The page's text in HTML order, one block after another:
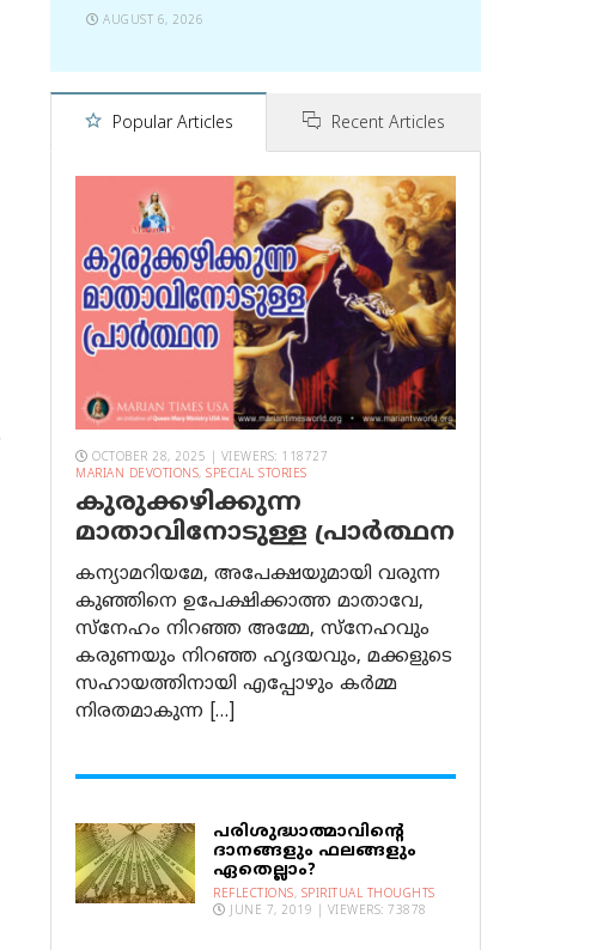
AUGUST 6, 2026
Popular Articles Recent Articles
OCTOBER 28, 2025 | VIEWERS: 118727
MARIAN DEVOTIONS, SPECIAL STORIES
കുരുക്കഴിക്കുന്ന
മാതാവിനോടുള്ള പ്രാര്‍ത്ഥന
കന്യാമറിയമേ, അപേക്ഷയുമായി വരുന്ന
കുഞ്ഞിനെ ഉപേക്ഷിക്കാത്ത മാതാവേ,
സ്നേഹം നിറഞ്ഞ അമ്മേ, സ്നേഹവും
കരുണയും നിറഞ്ഞ ഹൃദയവും, മക്കളുടെ
സഹായത്തിനായി എപ്പോഴും കർമ്മ
നിരതമാകുന്ന […]
പരിശുദ്ധാത്മാവിന്റെ
ദാനങ്ങളും ഫലങ്ങളും
ഏതെല്ലാം?
REFLECTIONS, SPIRITUAL THOUGHTS
JUNE 7, 2019 | VIEWERS: 73878